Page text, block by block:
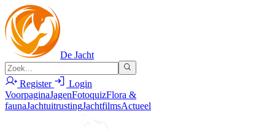
De Jacht
Register
Login
VoorpaginaJagenFotoquizFlora &
faunaJachtuitrustingJachtfilmsActueel